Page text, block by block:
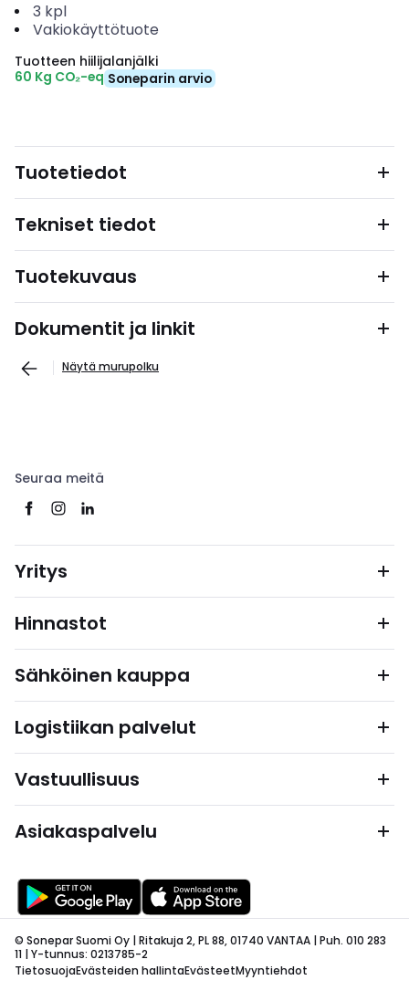
3 kpl
Vakiokäyttötuote
Tuotteen hiilijalanjälki
60 Kg CO₂-eq Soneparin arvio
Tuotetiedot
Tekniset tiedot
Tuotekuvaus
Dokumentit ja linkit
Näytä murupolku
Seuraa meitä
Yritys
Hinnastot
Sähköinen kauppa
Logistiikan palvelut
Vastuullisuus
Asiakaspalvelu
© Sonepar Suomi Oy | Ritakuja 2, PL 88, 01740 VANTAA | Puh. 010 283
11 | Y-tunnus: 0213785-2
TietosuojaEvästeiden hallintaEvästeetMyyntiehdot